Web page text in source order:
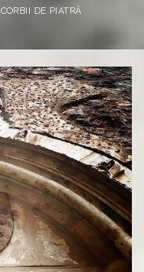
CORBII DE PIATRĂ